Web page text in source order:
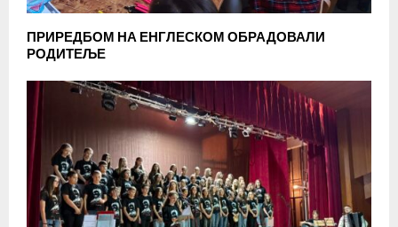
ПРИРЕДБОМ НА ЕНГЛЕСКОМ ОБРАДОВАЛИ
РОДИТЕЉЕ